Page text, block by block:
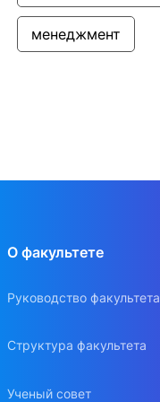
менеджмент
О факультете
Руководство факультета
Структура факультета
Ученый совет